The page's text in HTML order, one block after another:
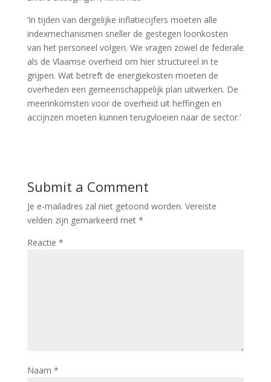
‘In tijden van dergelijke inflatiecijfers moeten alle
indexmechanismen sneller de gestegen loonkosten
van het personeel volgen. We vragen zowel de federale
als de Vlaamse overheid om hier structureel in te
grijpen. Wat betreft de energiekosten moeten de
overheden een gemeenschappelijk plan uitwerken. De
meerinkomsten voor de overheid uit heffingen en
accijnzen moeten kunnen terugvloeien naar de sector.’
Submit a Comment
Je e-mailadres zal niet getoond worden. Vereiste
velden zijn gemarkeerd met *
Reactie *
Naam *